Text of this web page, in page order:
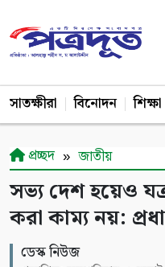
সাতক্ষীরা বিনোদন শিক্ষা
প্রচ্ছদ জাতীয়
সভ্য দেশ হয়েও
করা কাম্য নয়:
ডেস্ক নিউজ